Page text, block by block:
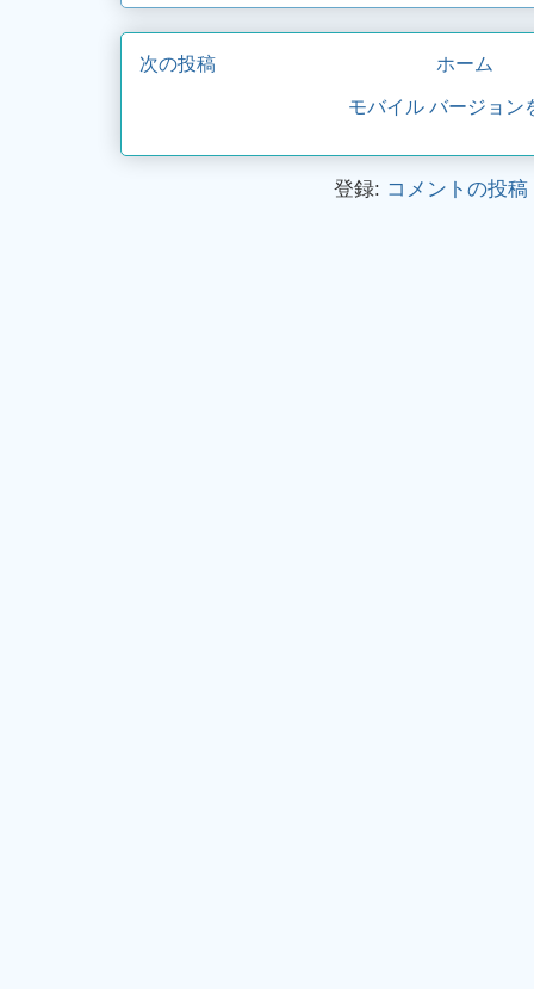
次の投稿 ホーム
モバイル バージョン
登録: コメントの投